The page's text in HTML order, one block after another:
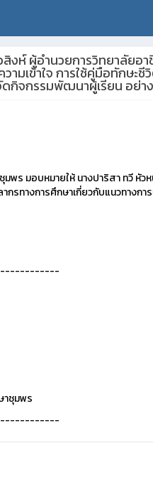
ห์ ผู้อำนวยการวิทยาลัยอ
ามเข้าใจ การใช้คู่มือทักษะ
ดกิจกรรมพัฒนาผู้เรียน อย่า
ร มอบหมายให้ นางปาริสา ทวี หัว
กรทางการศึกษาเกี่ยวกับแนวทา
าชุมพร